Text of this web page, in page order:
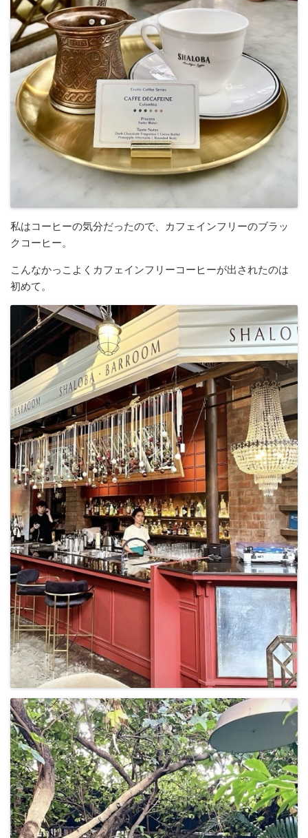
私はコーヒーの気分だったので、カフェインフリーのブラッ
クコーヒー。
こんなかっこよくカフェインフリーコーヒーが出されたのは
初めて。